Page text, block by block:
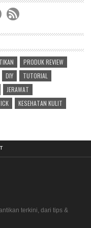
PRODUK REVIEW
DIY
TUTORIAL
JERAWAT
KESEHATAN KULIT
terkini, dari tips &